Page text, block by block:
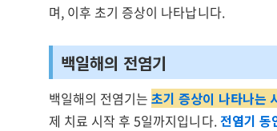
며, 이후 초기 증상이 나타납니다.
백일해의 전염기
백일해의 전염기는초기 증상이 나타나는
제 치료 시작 후 5일까지입니다.전염기 동